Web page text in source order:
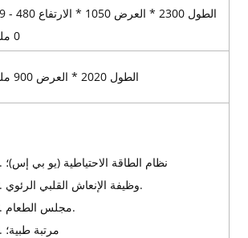
الطول 2300
0 ملم
الطول 2020 * العرض 900 ملم
1. نظام الطاقة الاحتياطية (يو بي إس)؛
2. وظيفة الإنعاش القلبي الرئوي.
3. مجلس الطعام.
4. مرتبة طبية؛